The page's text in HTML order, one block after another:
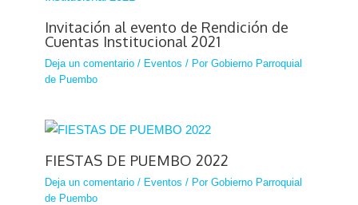
Invitación al evento de Rendición de
Cuentas Institucional 2021
Deja un comentario / Eventos / PorGobierno Parroquial
de Puembo
FIESTAS DE PUEMBO 2022
Deja un comentario / Eventos / PorGobierno Parroquial
de Puembo